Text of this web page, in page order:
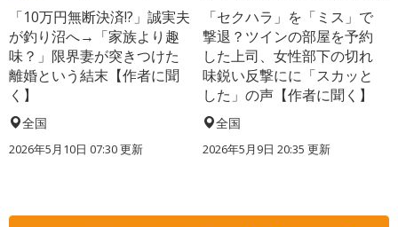
「10万円無断決済!?」誠実夫
が釣り沼へ→「家族より趣
味？」限界妻が突きつけた
離婚という結末【作者に聞
く】
全国
2026年5月10日 07:30 更新
「セクハラ」を「ミス」で
撃退？ツインの部屋を予約
した上司、女性部下の切れ
味鋭い反撃にに「スカッと
した」の声【作者に聞く】
全国
2026年5月9日 20:35 更新